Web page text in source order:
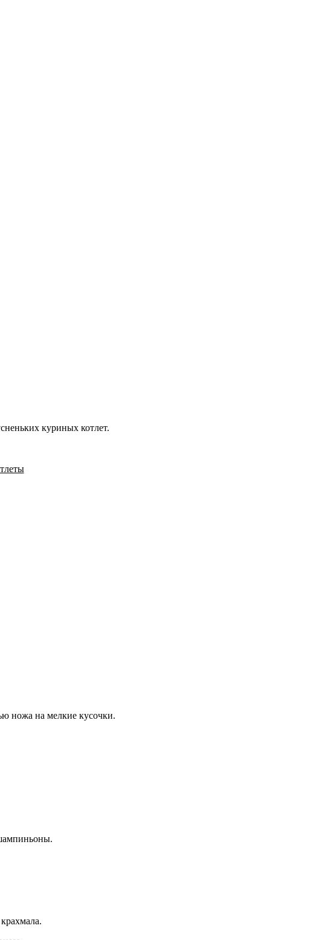
куриных котлет.
ножа на мелкие кусочки.